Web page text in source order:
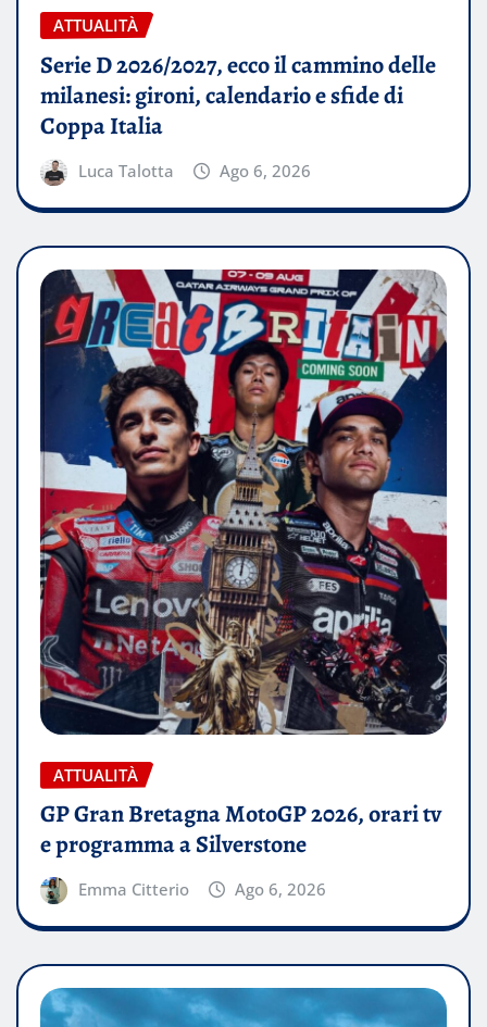
ATTUALITÀ
Serie D 2026/2027, ecco il cammino delle
milanesi: gironi, calendario e sfide di
Coppa Italia
Luca Talotta Ago 6, 2026
ATTUALITÀ
GP Gran Bretagna MotoGP 2026, orari tv
e programma a Silverstone
Emma Citterio Ago 6, 2026